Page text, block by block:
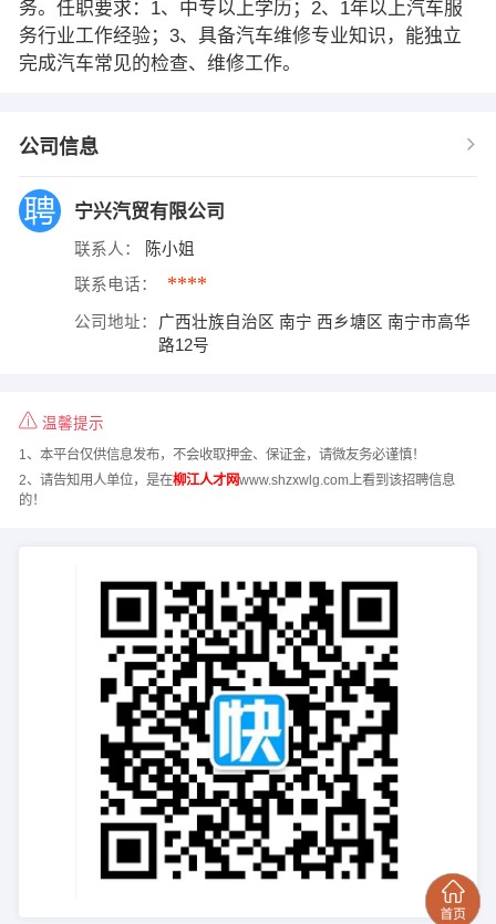
务。任职要求：1、中专以上学历；2、1年以上汽车服
务行业工作经验；3、具备汽车维修专业知识，能独立
完成汽车常见的检查、维修工作。
公司信息
宁兴汽贸有限公司
联系人： 陈小姐
联系电话： ****
公司地址：
广西壮族自治区 南宁 西乡塘区 南宁市高华
路12号
温馨提示
1、本平台仅供信息发布，不会收取押金、保证金，请微友务必谨慎！
2、请告知用人单位，是在柳江人才网www.shzxwlg.com上看到该招聘信息
的！